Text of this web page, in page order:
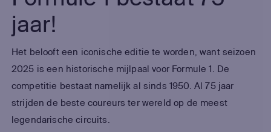
jaar!
Het belooft een iconische editie te worden, want seizoen
2025 is een historische mijlpaal voor Formule 1. De
competitie bestaat namelijk al sinds 1950. Al 75 jaar
strijden de beste coureurs ter wereld op de meest
legendarische circuits.